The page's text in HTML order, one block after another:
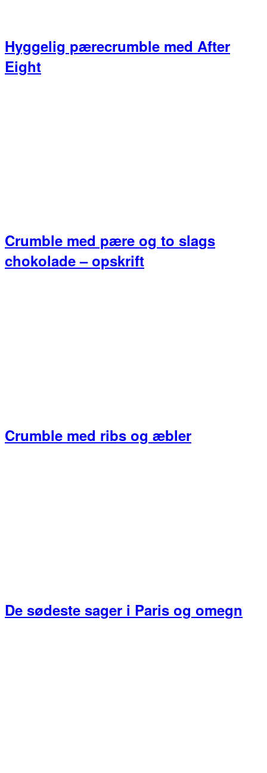
Hyggelig pærecrumble med After
Eight
Crumble med pære og to slags
chokolade – opskrift
Crumble med ribs og æbler
De sødeste sager i Paris og omegn